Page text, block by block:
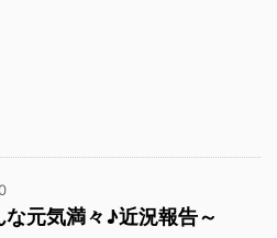
な元気満々♪近況報告～